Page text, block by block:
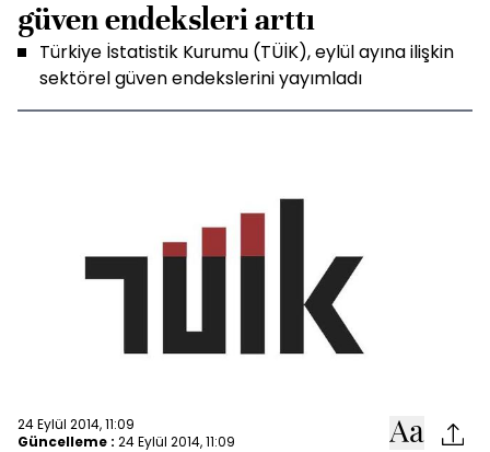
güven endeksleri arttı
Türkiye İstatistik Kurumu (TÜİK), eylül ayına ilişkin
sektörel güven endekslerini yayımladı
24 Eylül 2014, 11:09
Güncelleme : 24 Eylül 2014, 11:09